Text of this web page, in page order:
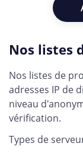
Nos listes
Nos listes de
adresses IP de
niveau
vérification.
Types de